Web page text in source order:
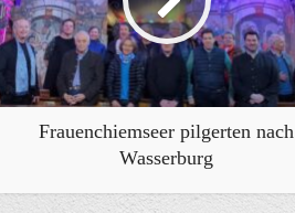
Frauenchiemseer pilgerten nach
Wasserburg